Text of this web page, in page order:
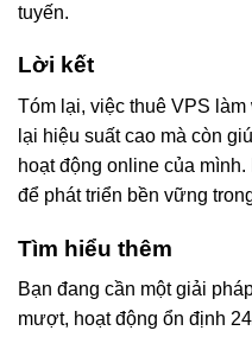
tuyến.
Lời kết
Tóm lại, việc thuê VPS
lại hiệu suất cao mà còn
hoạt động online của
để phát triển bền vững
Tìm hiểu thêm
Bạn đang cần một giải
mượt, hoạt động ổn định